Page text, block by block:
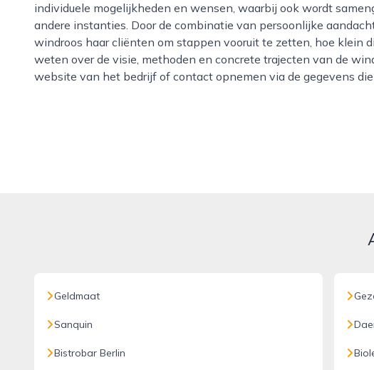
individuele mogelijkheden en wensen, waarbij ook wordt
andere instanties. Door de combinatie van persoonlijke
windroos haar cliënten om stappen vooruit te zetten, hoe klein
weten over de visie, methoden en concrete trajecten van de
website van het bedrijf of contact opnemen via de gegevens
Geldmaat
Sanquin
Bistrobar Berlin